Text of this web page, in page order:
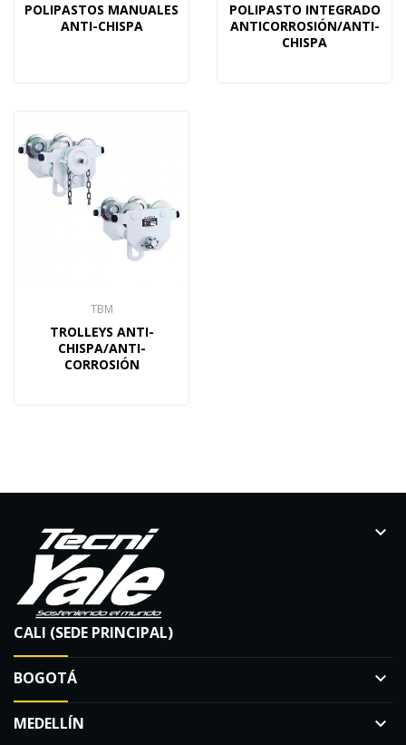
POLIPASTOS MANUALES
ANTI-CHISPA
POLIPASTO INTEGRADO
ANTICORROSIÓN/ANTI-
CHISPA
TBM
TROLLEYS ANTI-
CHISPA/ANTI-
CORROSIÓN
CALI (SEDE PRINCIPAL)
keyboard_arrow_down
BOGOTÁ keyboard_arrow_down
MEDELLÍN keyboard_arrow_down